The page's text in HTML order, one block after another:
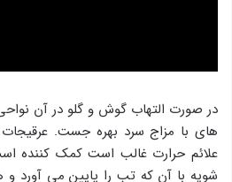
در صورت التهاب گوش و گلو در آن
های با مزاج سرد بهره جست.
علائم حرارت غالب است کمک کننده
شویه با آن که تب را پایین می آورد